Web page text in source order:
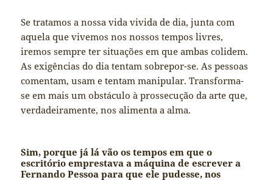
Se tratamos a nossa vida vivida de dia, junta com
aquela que vivemos nos nossos tempos livres,
iremos sempre ter situações em que ambas colidem.
As exigências do dia tentam sobrepor-se. As pessoas
comentam, usam e tentam manipular. Transforma-
se em mais um obstáculo à prossecução da arte que,
verdadeiramente, nos alimenta a alma.
Sim, porque já lá vão os tempos em que o
escritório emprestava a máquina de escrever a
Fernando Pessoa para que ele pudesse, nos